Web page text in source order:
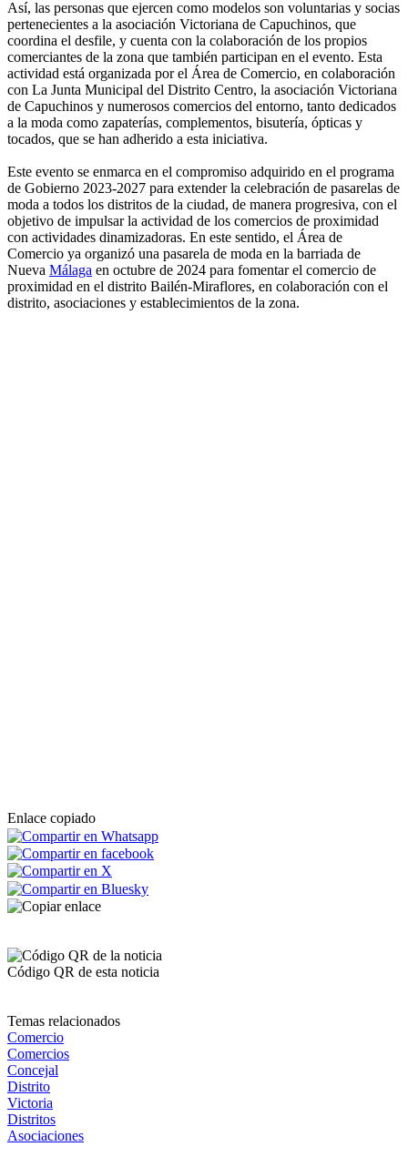
Así, las personas que ejercen como modelos son voluntarias y socias
pertenecientes a la asociación Victoriana de Capuchinos, que
coordina el desfile, y cuenta con la colaboración de los propios
comerciantes de la zona que también participan en el evento. Esta
actividad está organizada por el Área de Comercio, en colaboración
con La Junta Municipal del Distrito Centro, la asociación Victoriana
de Capuchinos y numerosos comercios del entorno, tanto dedicados
a la moda como zapaterías, complementos, bisutería, ópticas y
tocados, que se han adherido a esta iniciativa.
Este evento se enmarca en el compromiso adquirido en el programa
de Gobierno 2023-2027 para extender la celebración de pasarelas de
moda a todos los distritos de la ciudad, de manera progresiva, con el
objetivo de impulsar la actividad de los comercios de proximidad
con actividades dinamizadoras. En este sentido, el Área de
Comercio ya organizó una pasarela de moda en la barriada de
Nueva Málaga en octubre de 2024 para fomentar el comercio de
proximidad en el distrito Bailén-Miraflores, en colaboración con el
distrito, asociaciones y establecimientos de la zona.
Enlace copiado
Código QR de esta noticia
Temas relacionados
Comercio
Comercios
Concejal
Distrito
Victoria
Distritos
Asociaciones